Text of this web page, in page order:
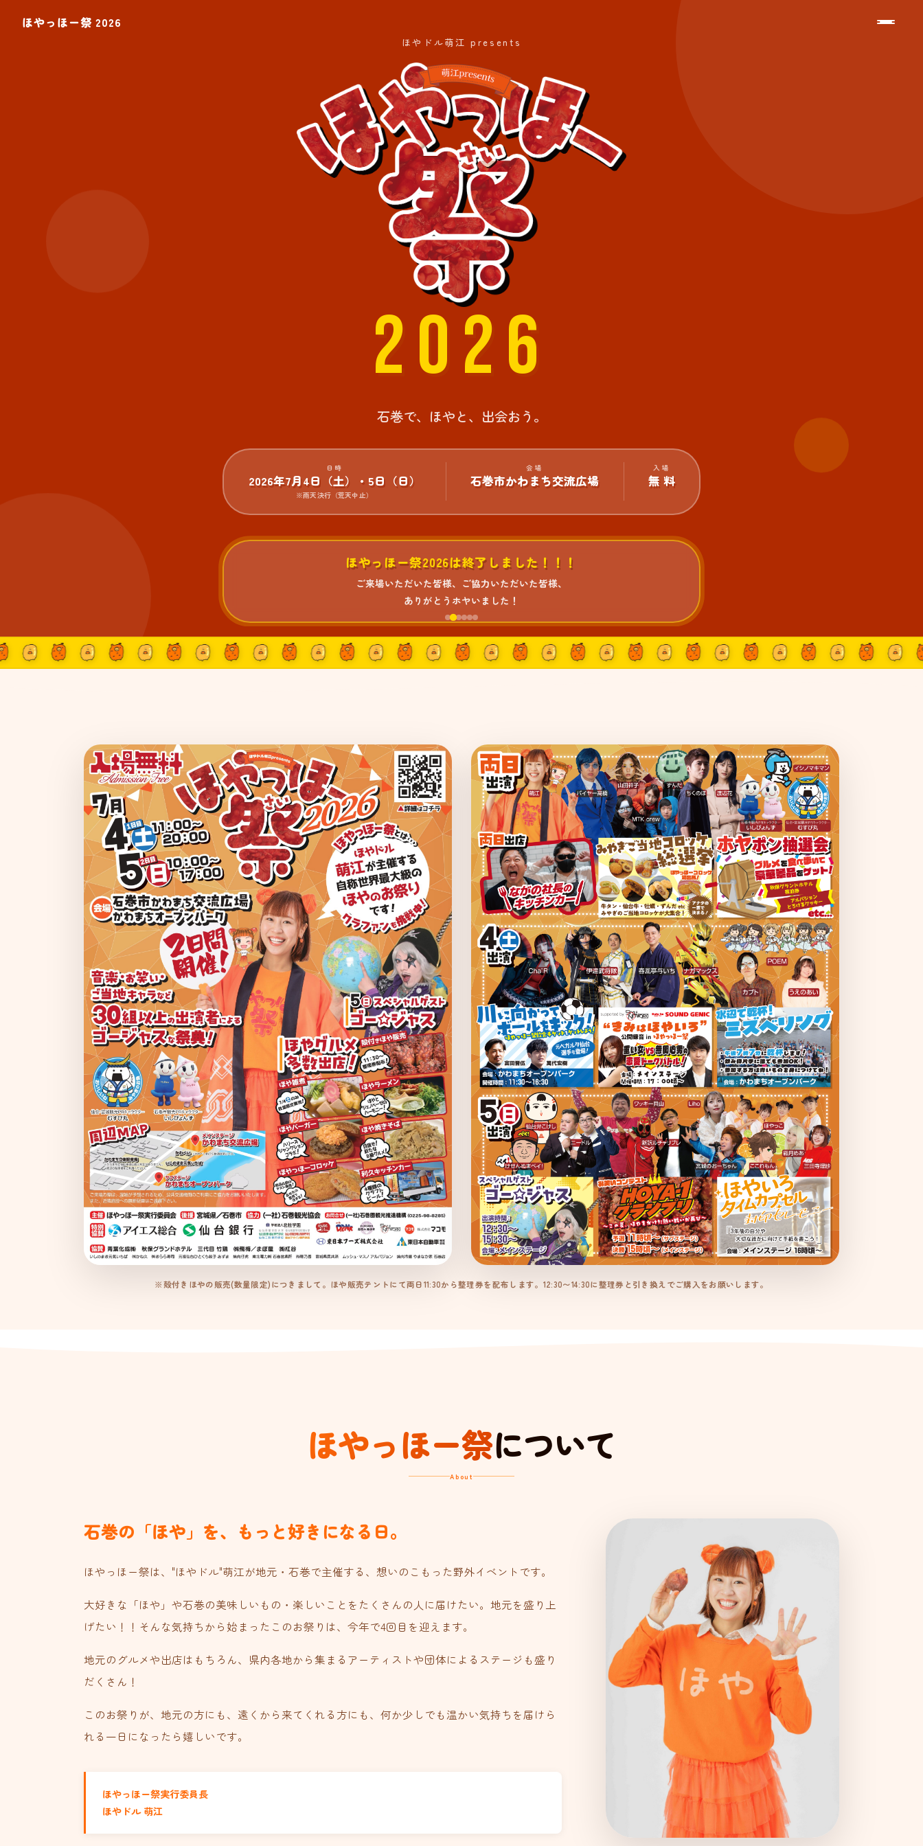
ほやっほー祭 2026
ほやっほー祭について
ほやドル萌江 presents
2026
石巻で、ほやと、出会おう。
日時
2026年7月4日（土）・5日（日）
※雨天決行（荒天中止）
会場
石巻市かわまち交流広場
入場
無 料
ほやっほー祭2026は終了しました！！！
ご来場いただいた皆様、ご協力いただいた皆様、
ありがとうホヤいました！
※殻付きほやの販売(数量限定)につきまして。ほや販売テントにて両日11:30から整理券を配布します。12:30〜14:30に整理券と引き換えでご購入をお願いします。
ほやっほー祭について
About
石巻の「ほや」を、もっと好きになる日。
ほやっほー祭は、"ほやドル"萌江が地元・石巻で主催する、想いのこもった野外イベントです。
大好きな「ほや」や石巻の美味しいもの・楽しいことをたくさんの人に届けたい。地元を盛り上
げたい！！そんな気持ちから始まったこのお祭りは、今年で4回目を迎えます。
地元のグルメや出店はもちろん、県内各地から集まるアーティストや団体によるステージも盛り
だくさん！
このお祭りが、地元の方にも、遠くから来てくれる方にも、何か少しでも温かい気持ちを届けら
れる一日になったら嬉しいです。
ほやっほー祭実行委員長
ほやドル 萌江